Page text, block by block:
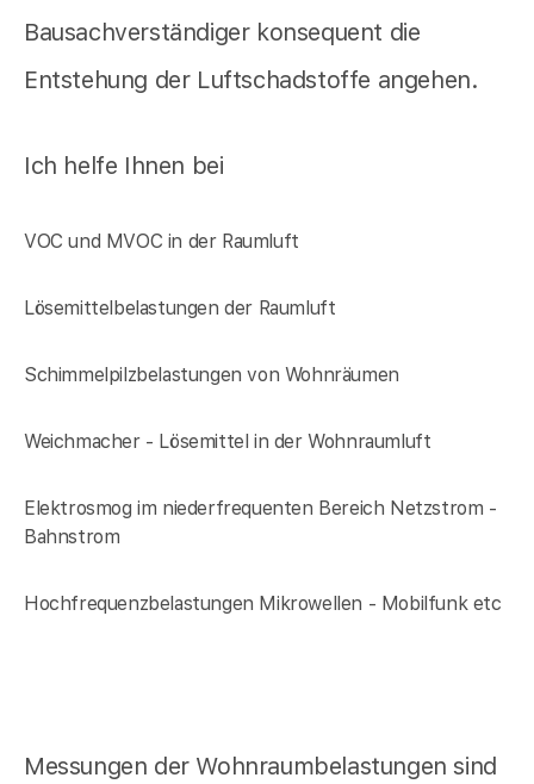
Bausachverständiger konsequent die
Entstehung der Luftschadstoffe angehen.
Ich helfe Ihnen bei
VOC und MVOC in der Raumluft
Lösemittelbelastungen der Raumluft
Schimmelpilzbelastungen von Wohnräumen
Weichmacher - Lösemittel in der Wohnraumluft
Elektrosmog im niederfrequenten Bereich Netzstrom -
Bahnstrom
Hochfrequenzbelastungen Mikrowellen - Mobilfunk etc
Messungen der Wohnraumbelastungen sind